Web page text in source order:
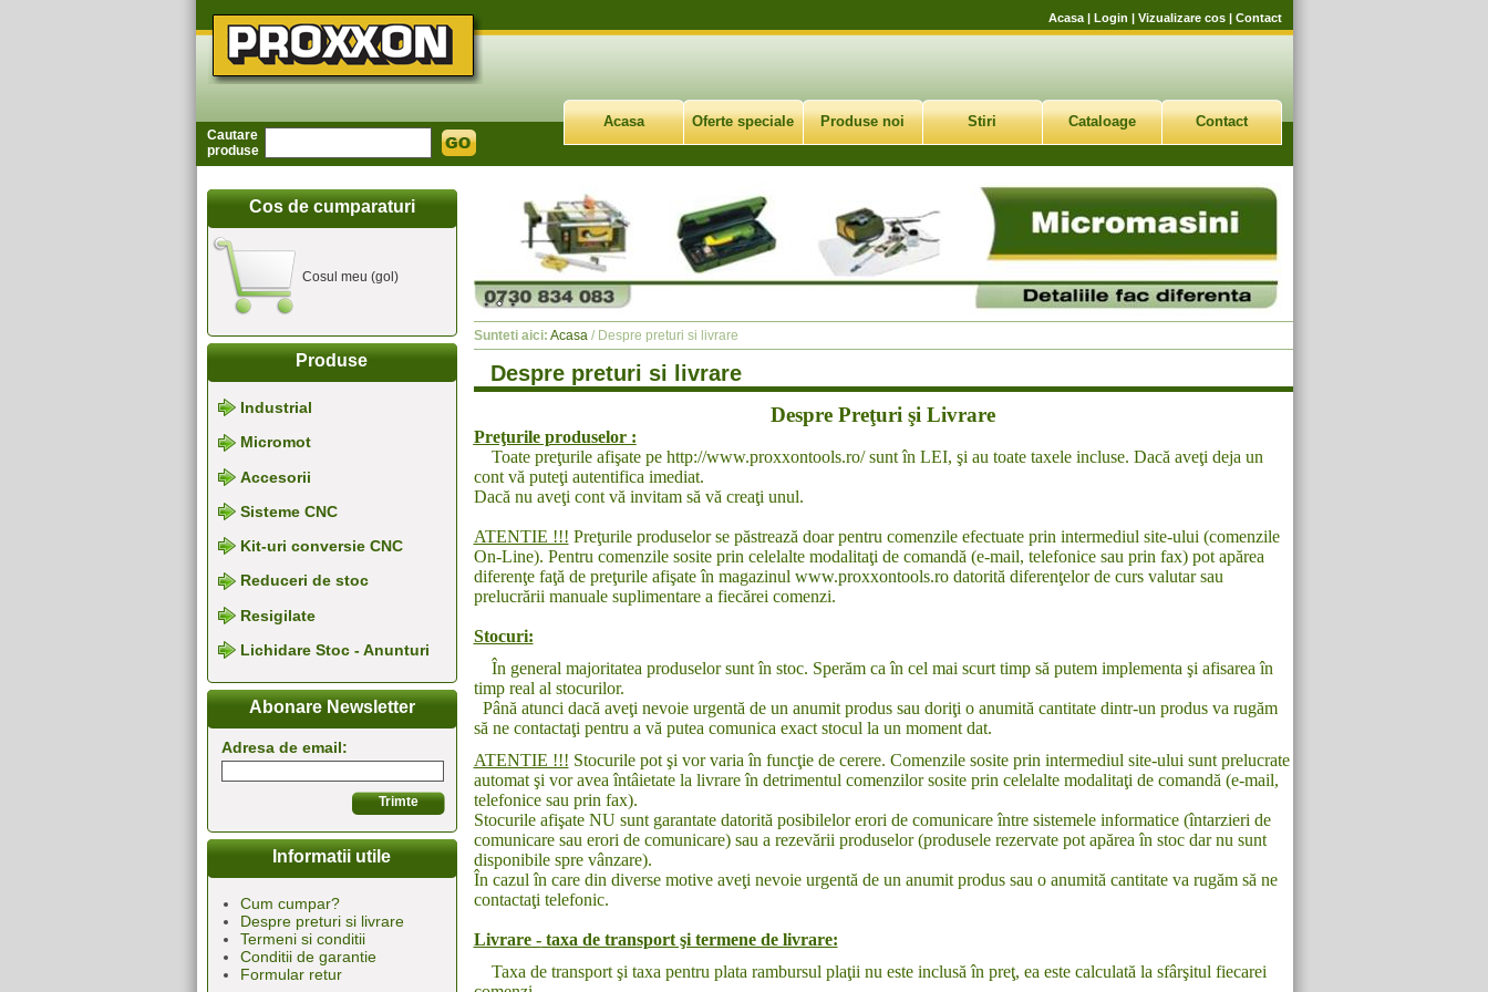
Acasa| Login | Vizualizare cos| Contact
Cautare
produse
Acasa Oferte speciale Produse noi Stiri Cataloage Contact
Cos de cumparaturi
Cosul meu (gol)
Produse
Industrial
Micromot
Accesorii
Sisteme CNC
Kit-uri conversie CNC
Reduceri de stoc
Resigilate
Lichidare Stoc - Anunturi
Abonare Newsletter
Adresa de email:
Informatii utile
Cum cumpar?
Despre preturi si livrare
Termeni si conditii
Conditii de garantie
Formular retur
Sunteti aici: Acasa/ Despre preturi si livrare
Despre preturi si livrare
Despre Preţuri şi Livrare
Preţurile produselor :
Toate preţurile afişate pe http://www.proxxontools.ro/ sunt în LEI, şi au toate taxele incluse. Dacă aveţi deja un
cont vă puteţi autentifica imediat.
Dacă nu aveţi cont vă invitam să vă creaţi unul.
ATENTIE !!! Preţurile produselor se păstrează doar pentru comenzile efectuate prin intermediul site-ului (comenzile
On-Line). Pentru comenzile sosite prin celelalte modalitaţi de comandă (e-mail, telefonice sau prin fax) pot apărea
diferenţe faţă de preţurile afişate în magazinul www.proxxontools.rodatorită diferenţelor de curs valutar sau
prelucrării manuale suplimentare a fiecărei comenzi.
Stocuri:
În general majoritatea produselor sunt în stoc. Sperăm ca în cel mai scurt timp să putem implementa şi afisarea în
timp real al stocurilor.
Până atunci dacă aveţi nevoie urgentă de un anumit produs sau doriţi o anumită cantitate dintr-un produs va rugăm
să ne contactaţi pentru a vă putea comunica exact stocul la un moment dat.
ATENTIE !!! Stocurile pot şi vor varia în funcţie de cerere. Comenzile sosite prin intermediul site-ului sunt prelucrate
automat şi vor avea întâietate la livrare în detrimentul comenzilor sosite prin celelalte modalitaţi de comandă (e-mail,
telefonice sau prin fax).
Stocurile afişate NU sunt garantate datorită posibilelor erori de comunicare între sistemele informatice (întarzieri de
comunicare sau erori de comunicare) sau a rezevării produselor (produsele rezervate pot apărea în stoc dar nu sunt
disponibile spre vânzare).
În cazul în care din diverse motive aveţi nevoie urgentă de un anumit produs sau o anumită cantitate va rugăm să ne
contactaţi telefonic.
Livrare -taxa de transport şi termene de livrare:
Taxa de transport şi taxa pentru plata rambursul plaţii nu este inclusă în preţ, ea este calculată la sfârşitul fiecarei